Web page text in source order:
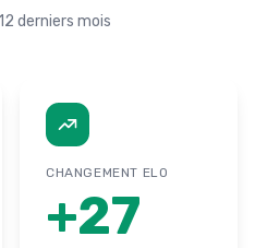
derniers mois
CHANGEMENT ELO
+27